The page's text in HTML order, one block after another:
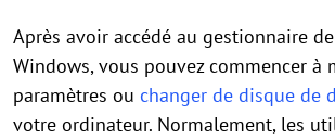
Après avoir accédé au gestionnaire
Windows, vous pouvez commencer à
paramètres ou changer de disque de
votre ordinateur. Normalement, les